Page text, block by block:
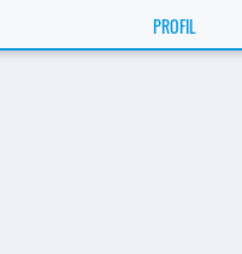
PROFIL